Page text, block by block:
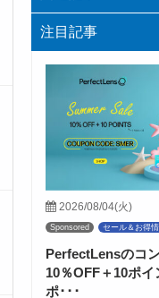
注目記事
2026/08/04(火)
Sponsored セール＆お得
PerfectLensのコ
10％OFF＋10ポ
ポ･･･